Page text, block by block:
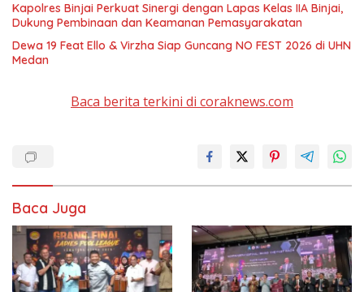
Kapolres Binjai Perkuat Sinergi dengan Lapas Kelas IIA Binjai,
Dukung Pembinaan dan Keamanan Pemasyarakatan
Dewa 19 Feat Ello & Virzha Siap Guncang NO FEST 2026 di UHN
Medan
Baca berita terkini di coraknews.com
Baca Juga